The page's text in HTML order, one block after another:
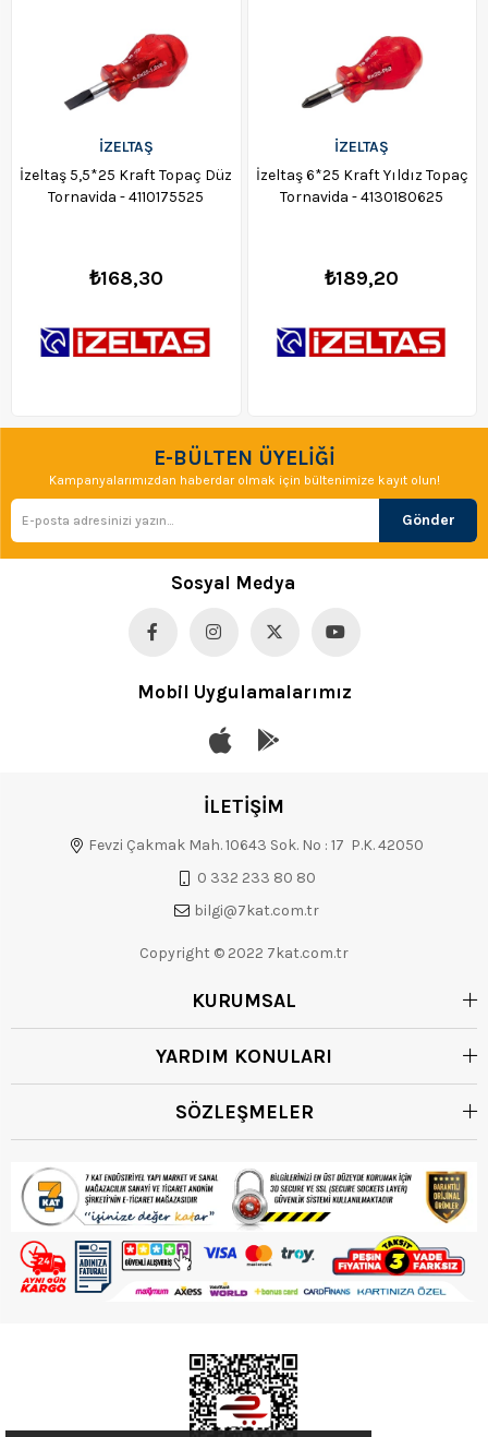
İZELTAŞ
İzeltaş 5,5*25 Kraft Topaç Düz
Tornavida - 4110175525
₺168,30
İZELTAŞ
İzeltaş 6*25 Kraft Yıldız Topaç
Tornavida - 4130180625
₺189,20
E-BÜLTEN ÜYELİĞİ
Kampanyalarımızdan haberdar olmak için bültenimize kayıt olun!
Gönder
Sosyal Medya
Mobil Uygulamalarımız
İLETİŞİM
Fevzi Çakmak Mah. 10643 Sok. No : 17 P.K. 42050
0 332 233 80 80
bilgi@7kat.com.tr
Copyright © 2022 7kat.com.tr
KURUMSAL
YARDIM KONULARI
SÖZLEŞMELER